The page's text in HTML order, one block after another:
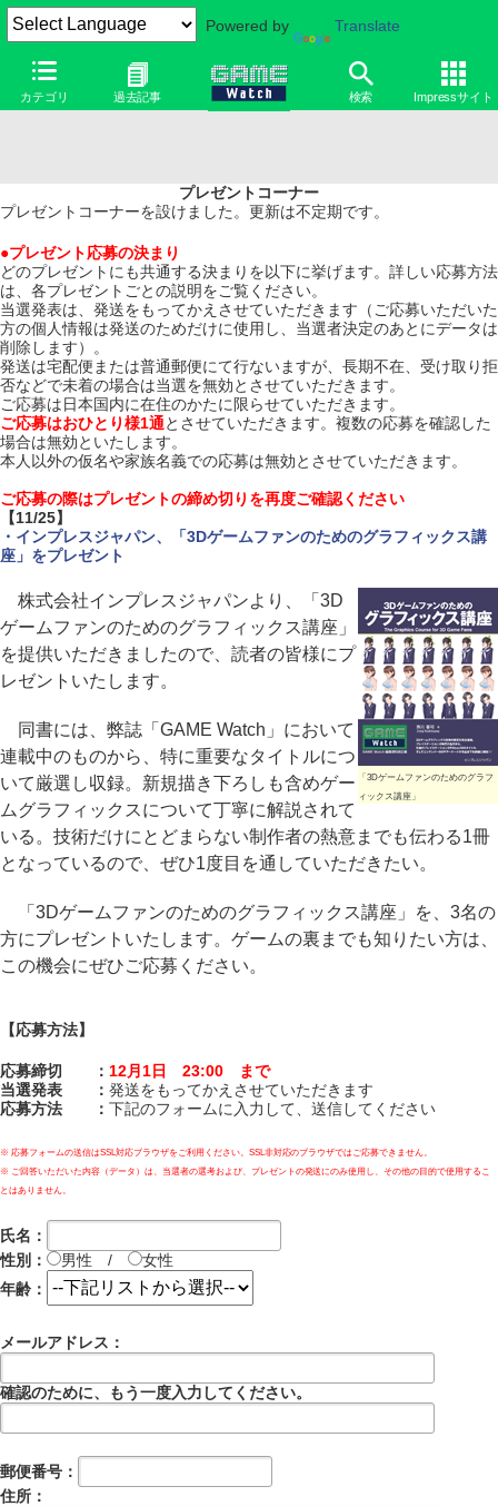
Powered by Translate
カテゴリ 過去記事 検索 Impressサイト
プレゼントコーナー
プレゼントコーナーを設けました。更新は不定期です。
●プレゼント応募の決まり
どのプレゼントにも共通する決まりを以下に挙げます。詳しい応募方法
は、各プレゼントごとの説明をご覧ください。
当選発表は、発送をもってかえさせていただきます（ご応募いただいた
方の個人情報は発送のためだけに使用し、当選者決定のあとにデータは
削除します）。
発送は宅配便または普通郵便にて行ないますが、長期不在、受け取り拒
否などで未着の場合は当選を無効とさせていただきます。
ご応募は日本国内に在住のかたに限らせていただきます。
ご応募はおひとり様1通とさせていただきます。複数の応募を確認した
場合は無効といたします。
本人以外の仮名や家族名義での応募は無効とさせていただきます。
ご応募の際はプレゼントの締め切りを再度ご確認ください
【11/25】
・インプレスジャパン、「3Dゲームファンのためのグラフィックス講
座」をプレゼント
「3Dゲームファンのためのグラフ
ィックス講座」
株式会社インプレスジャパンより、「3D
ゲームファンのためのグラフィックス講座」
を提供いただきましたので、読者の皆様にプ
レゼントいたします。
同書には、弊誌「GAME Watch」において
連載中のものから、特に重要なタイトルにつ
いて厳選し収録。新規描き下ろしも含めゲー
ムグラフィックスについて丁寧に解説されて
いる。技術だけにとどまらない制作者の熱意までも伝わる1冊
となっているので、ぜひ1度目を通していただきたい。
「3Dゲームファンのためのグラフィックス講座」を、3名の
方にプレゼントいたします。ゲームの裏までも知りたい方は、
この機会にぜひご応募ください。
【応募方法】
応募締切 ： 12月1日 23:00 まで
当選発表 ： 発送をもってかえさせていただきます
応募方法 ： 下記のフォームに入力して、送信してください
※ 応募フォームの送信はSSL対応ブラウザをご利用ください。SSL非対応のブラウザではご応募できません。
※ ご回答いただいた内容（データ）は、当選者の選考および、プレゼントの発送にのみ使用し、その他の目的で使用するこ
とはありません。
氏名：
性別：
男性 /
女性
年齢：
メールアドレス：
確認のために、もう一度入力してください。
郵便番号：
住所：